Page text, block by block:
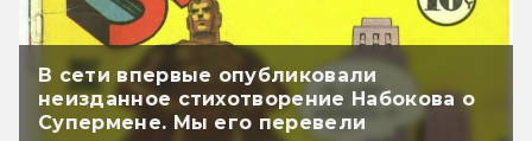
В сети впервые опубликовали
неизданное стихотворение Набокова о
Супермене. Мы его перевели